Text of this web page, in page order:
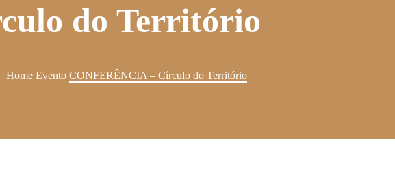
do Território
Home Evento CONFERÊNCIA – Círculo do Território